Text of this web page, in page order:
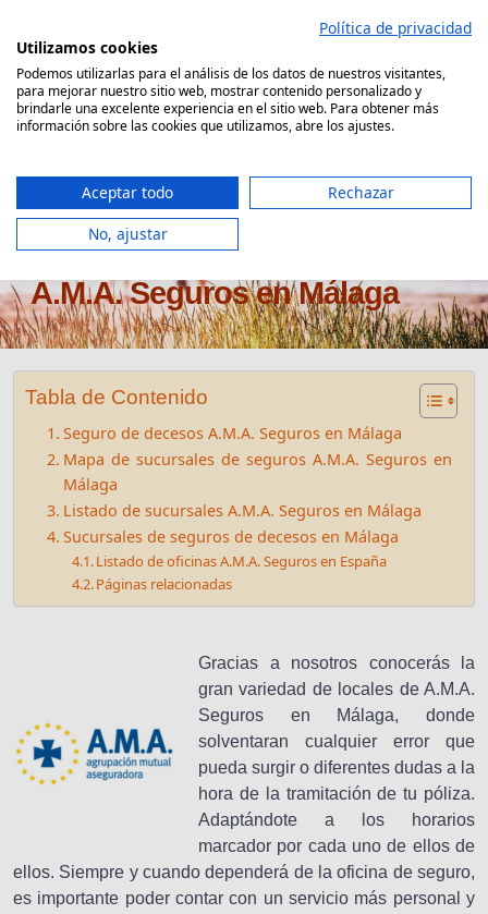
contenido
Comparador Seguro Decesos
Oficinas seguros de decesos
A.M.A. Seguros en Málaga
Tabla de Contenido
Seguro de decesos A.M.A. Seguros en Málaga
Mapa de sucursales de seguros A.M.A. Seguros en
Málaga
Listado de sucursales A.M.A. Seguros en Málaga
Sucursales de seguros de decesos en Málaga
Listado de oficinas A.M.A. Seguros en España
Páginas relacionadas
Gracias a nosotros conocerás la
gran variedad de locales de A.M.A.
Seguros en Málaga, donde
solventaran cualquier error que
pueda surgir o diferentes dudas a la
hora de la tramitación de tu póliza.
Adaptándote a los horarios
marcador por cada uno de ellos de
ellos. Siempre y cuando dependerá de la oficina de seguro,
es importante poder contar con un servicio más personal y
Política de privacidad
Utilizamos cookies
Podemos utilizarlas para el análisis de los datos de nuestros visitantes,
para mejorar nuestro sitio web, mostrar contenido personalizado y
brindarle una excelente experiencia en el sitio web. Para obtener más
información sobre las cookies que utilizamos, abre los ajustes.
Aceptar todo
Rechazar
No, ajustar